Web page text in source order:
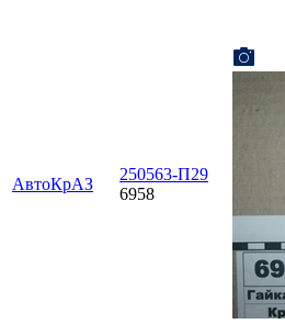
АвтоКрАЗ
250563-П29
6958